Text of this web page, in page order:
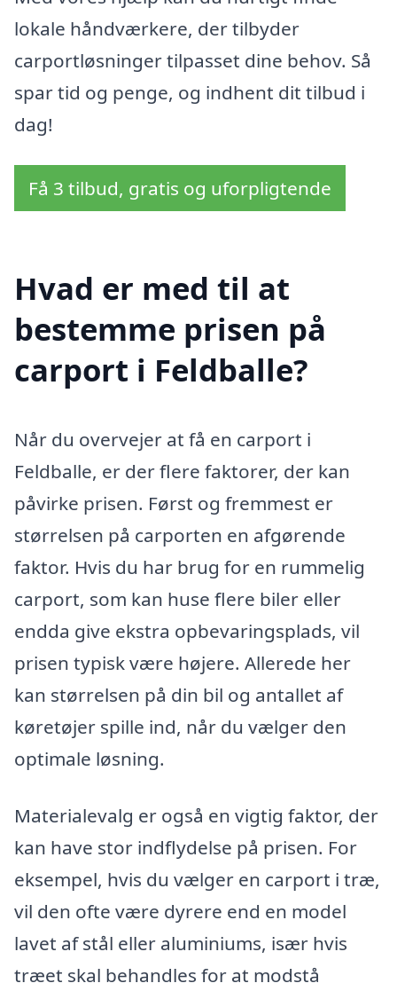
lokale håndværkere, der tilbyder
carportløsninger tilpasset dine behov. Så
spar tid og penge, og indhent dit tilbud i
dag!
Få 3 tilbud, gratis og uforpligtende
Hvad er med til at
bestemme prisen på
carport i Feldballe?
Når du overvejer at få en carport i
Feldballe, er der flere faktorer, der kan
påvirke prisen. Først og fremmest er
størrelsen på carporten en afgørende
faktor. Hvis du har brug for en rummelig
carport, som kan huse flere biler eller
endda give ekstra opbevaringsplads, vil
prisen typisk være højere. Allerede her
kan størrelsen på din bil og antallet af
køretøjer spille ind, når du vælger den
optimale løsning.
Materialevalg er også en vigtig faktor, der
kan have stor indflydelse på prisen. For
eksempel, hvis du vælger en carport i træ,
vil den ofte være dyrere end en model
lavet af stål eller aluminiums, især hvis
træet skal behandles for at modstå